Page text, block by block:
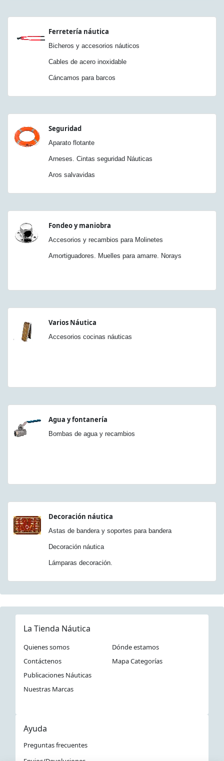
Ferretería náutica
Bicheros y accesorios náuticos
Cables de acero inoxidable
Cáncamos para barcos
Seguridad
Aparato flotante
Arneses. Cintas seguridad Náuticas
Aros salvavidas
Fondeo y maniobra
Accesorios y recambios para Molinetes
Amortiguadores. Muelles para amarre. Norays
Varios Náutica
Accesorios cocinas náuticas
Agua y fontanería
Bombas de agua y recambios
Decoración náutica
Astas de bandera y soportes para bandera
Decoración náutica
Lámparas decoración.
La Tienda Náutica
Quienes somos
Dónde estamos
Contáctenos
Mapa Categorías
Publicaciones Náuticas
Nuestras Marcas
Ayuda
Preguntas frecuentes